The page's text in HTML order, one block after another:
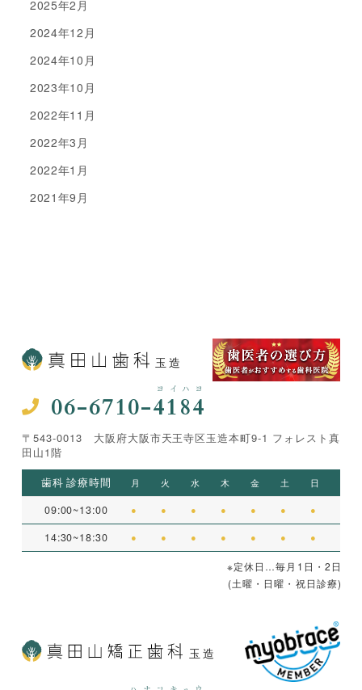
2025年2月
2024年12月
2024年10月
2023年10月
2022年11月
2022年3月
2022年1月
2021年9月
玉造
06-6710-4184
ヨイハヨ
〒543-0013 大阪府大阪市天王寺区玉造本町9-1 フォレスト真
田山1階
歯科 診療時間 月 火 水 木 金 土 日
09:00~13:00 ● ● ● ● ● ● ●
14:30~18:30 ● ● ● ● ● ● ●
※定休日…毎月1日・2日
(土曜・日曜・祝日診療)
玉造